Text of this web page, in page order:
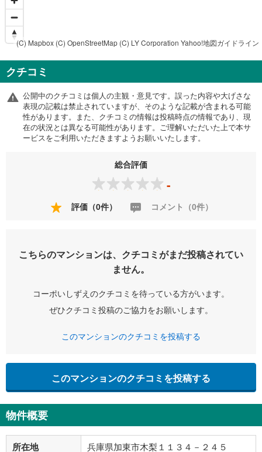
(C) Mapbox (C) OpenStreetMap (C) LY Corporation Yahoo!地図ガイドライン
クチコミ
公開中のクチコミは個人の主観・意見です。誤った内容や大げさな
表現の記載は禁止されていますが、そのような記載が含まれる可能
性があります。また、クチコミの情報は投稿時点の情報であり、現
在の状況とは異なる可能性があります。ご理解いただいた上で本サ
ービスをご利用いただきますようお願いいたします。
総合評価
-
評価（0件） コメント（0件）
こちらのマンションは、クチコミがまだ投稿されてい
ません。
コーポいしずえのクチコミを待っている方がいます。
ぜひクチコミ投稿のご協力をお願いします。
このマンションのクチコミを投稿する
このマンションのクチコミを投稿する
物件概要
所在地 兵庫県加東市木梨１１３４－２４５